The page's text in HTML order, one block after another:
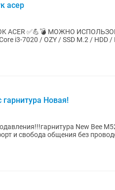
асер
ACER ✅💪💣 МОЖНО
i3-7020 / OZY / SSD M.2 / HDD /
гарнитура Новая!
New Bee
и свобода общения без